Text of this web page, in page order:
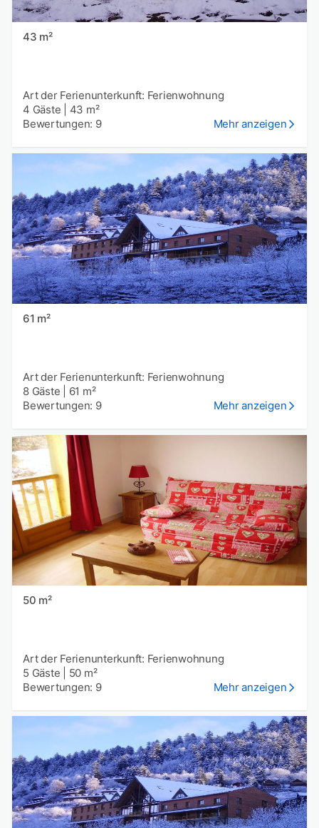
43 m²
Art der Ferienunterkunft: Ferienwohnung
4 Gäste
43 m²
Bewertungen: 9
Mehr anzeigen
61 m²
Art der Ferienunterkunft: Ferienwohnung
8 Gäste
61 m²
Bewertungen: 9
Mehr anzeigen
50 m²
Art der Ferienunterkunft: Ferienwohnung
5 Gäste
50 m²
Bewertungen: 9
Mehr anzeigen